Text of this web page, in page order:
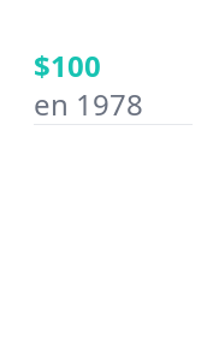
Año inicial
$100
en 1978